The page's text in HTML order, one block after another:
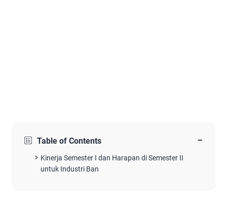
Table of Contents −
Kinerja Semester I dan Harapan di Semester II
untuk Industri Ban